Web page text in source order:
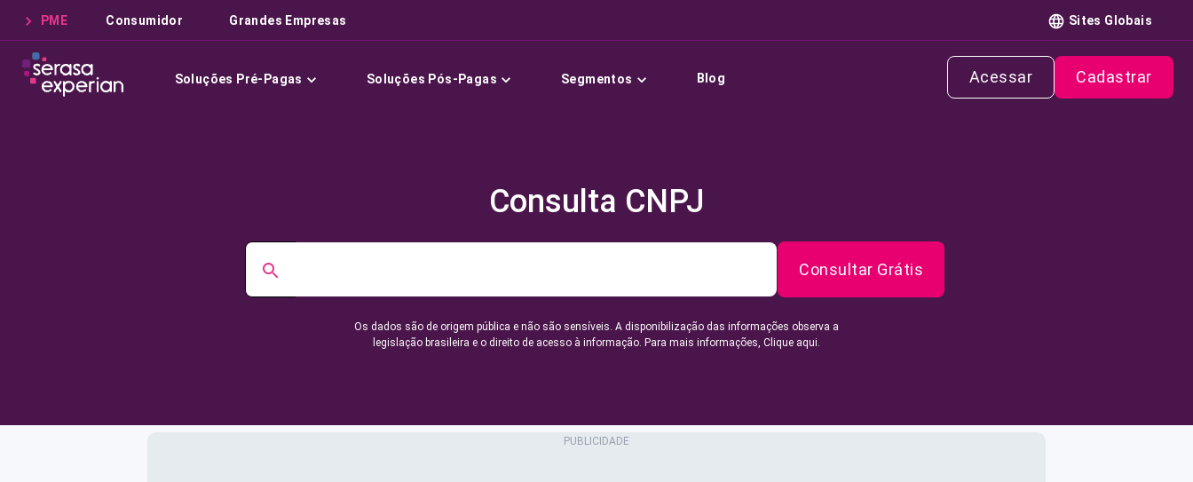
PME Consumidor Grandes Empresas Sites Globais
Soluções Pré-Pagas Soluções Pós-Pagas Segmentos Blog Acessar Cadastrar
Consulta CNPJ
Consultar Grátis
Os dados são de origem pública e não são sensíveis. A disponibilização das informações observa a
legislação brasileira e o direito de acesso à informação. Para mais informações, Clique aqui.